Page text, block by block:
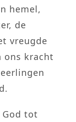
hemel,
de
vreugde
ons kracht
God tot